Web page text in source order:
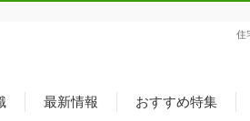
最新情報 おすすめ特集
住